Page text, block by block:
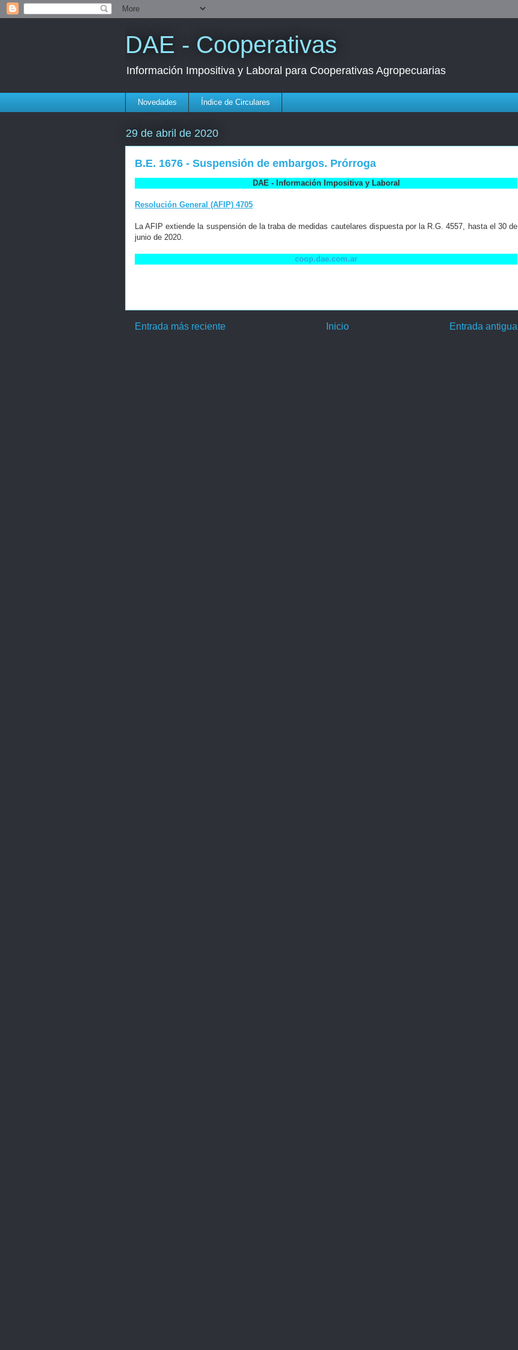
DAE - Cooperativas
Información Impositiva y Laboral para Cooperativas Agropecuarias
Novedades Índice de Circulares
29 de abril de 2020
B.E. 1676 - Suspensión de embargos. Prórroga
DAE - Información Impositiva y Laboral
Resolución General (AFIP) 4705
La AFIP extiende la suspensión de la traba de medidas cautelares dispuesta por la R.G. 4557, hasta el 30 de
junio de 2020.
coop.dae.com.ar
Entrada más reciente Entrada antigua
Inicio